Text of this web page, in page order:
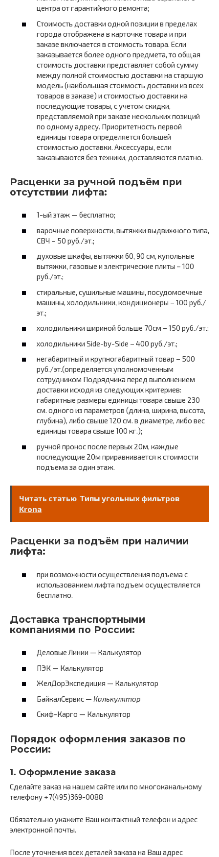
центра от гарантийного ремонта;
Стоимость доставки одной позиции в пределах
города отображена в карточке товара и при
заказе включается в стоимость товара. Если
заказывается более одного предмета, то общая
стоимость доставки представляет собой сумму
между полной стоимостью доставки на старшую
модель (наибольшая стоимость доставки из всех
товаров в заказе) и стоимостью доставки на
последующие товары, с учетом скидки,
представляемой при заказе нескольких позиций
по одному адресу. Приоритетность первой
единицы товара определяется большей
стоимостью доставки. Аксессуары, если
заказываются без техники, доставляются платно.
Расценки за ручной подъём при
отсутствии лифта:
1-ый этаж — бесплатно;
варочные поверхности, вытяжки выдвижного типа,
СВЧ – 50 руб./эт.;
духовые шкафы, вытяжки 60, 90 см, купольные
вытяжки, газовые и электрические плиты – 100
руб./эт.;
стиральные, сушильные машины, посудомоечные
машины, холодильники, кондиционеры – 100 руб./
эт.;
холодильники шириной больше 70см – 150 руб./эт.;
холодильники Side-by-Side – 400 руб./эт.;
негабаритный и крупногабаритный товар – 500
руб./эт.(определяется уполномоченным
сотрудником Подрядчика перед выполнением
доставки исходя из следующих критериев:
габаритные размеры единицы товара cвыше 230
см. одного из параметров (длина, ширина, высота,
глубина), либо свыше 120 см. в диаметре, либо вес
единицы товара свыше 100 кг.);
ручной пронос после первых 20м, каждые
последующие 20м приравнивается к стоимости
подъема за один этаж.
Читать статью Типы угольных фильтров
Krona
Расценки за подъём при наличии
лифта:
при возможности осуществления подъема с
использованием лифта подъем осуществляется
бесплатно.
Доставка транспортными
компаниями по России:
Деловые Линии — Калькулятор
ПЭК — Калькулятор
ЖелДорЭкспедиция — Калькулятор
БайкалСервис — Калькулятор
Скиф-Карго — Калькулятор
Порядок оформления заказов по
России:
1. Оформление заказа
Сделайте заказ на нашем сайте или по многоканальному
телефону +7(495)369-0088
Обязательно укажите Ваш контактный телефон и адрес
электронной почты.
После уточнения всех деталей заказа на Ваш адрес